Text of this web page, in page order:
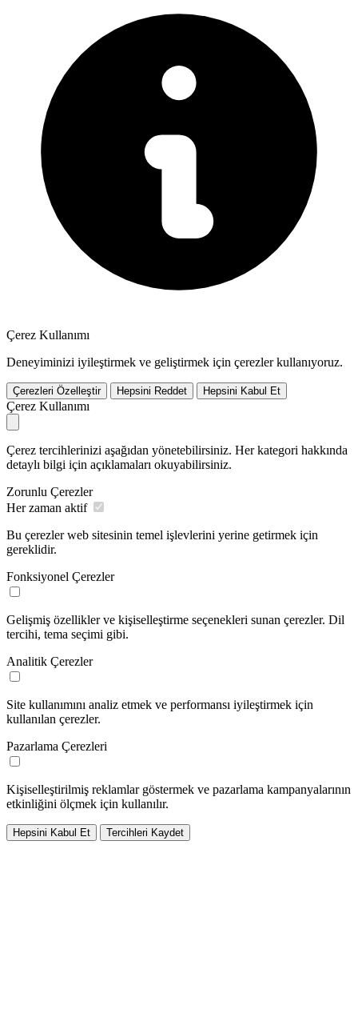
Çerez Kullanımı
Deneyiminizi iyileştirmek ve geliştirmek için çerezler kullanıyoruz.
Çerezleri Özelleştir Hepsini Reddet Hepsini Kabul Et
Çerez Kullanımı
Çerez tercihlerinizi aşağıdan yönetebilirsiniz. Her kategori hakkında
detaylı bilgi için açıklamaları okuyabilirsiniz.
Zorunlu Çerezler
Her zaman aktif
Bu çerezler web sitesinin temel işlevlerini yerine getirmek için
gereklidir.
Fonksiyonel Çerezler
Gelişmiş özellikler ve kişiselleştirme seçenekleri sunan çerezler. Dil
tercihi, tema seçimi gibi.
Analitik Çerezler
Site kullanımını analiz etmek ve performansı iyileştirmek için
kullanılan çerezler.
Pazarlama Çerezleri
Kişiselleştirilmiş reklamlar göstermek ve pazarlama kampanyalarının
etkinliğini ölçmek için kullanılır.
Hepsini Kabul Et Tercihleri Kaydet